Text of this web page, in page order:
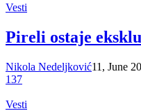
Vesti
Pireli ostaje
Nikola Nedeljković11, June
137
Vesti